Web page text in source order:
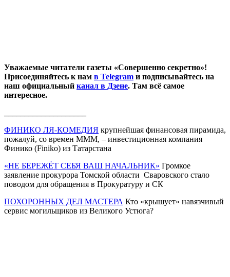
Уважаемые читатели газеты «Совершенно секретно»!
Присоединяйтесь к нам в Telegram и подписывайтесь на
наш официальный канал в Дзене. Там всё самое
интересное.
ФИНИКО ЛЯ-КОМЕДИЯ крупнейшая финансовая пирамида,
пожалуй, со времен МММ, – инвестиционная компания
Финико (Finiko) из Татарстана
«НЕ БЕРЕЖЁТ СЕБЯ ВАШ НАЧАЛЬНИК» Громкое
заявление прокурора Томской области Сваровского стало
поводом для обращения в Прокуратуру и СК
ПОХОРОННЫХ ДЕЛ МАСТЕРА Кто «крышует» навязчивый
сервис могильщиков из Великого Устюга?